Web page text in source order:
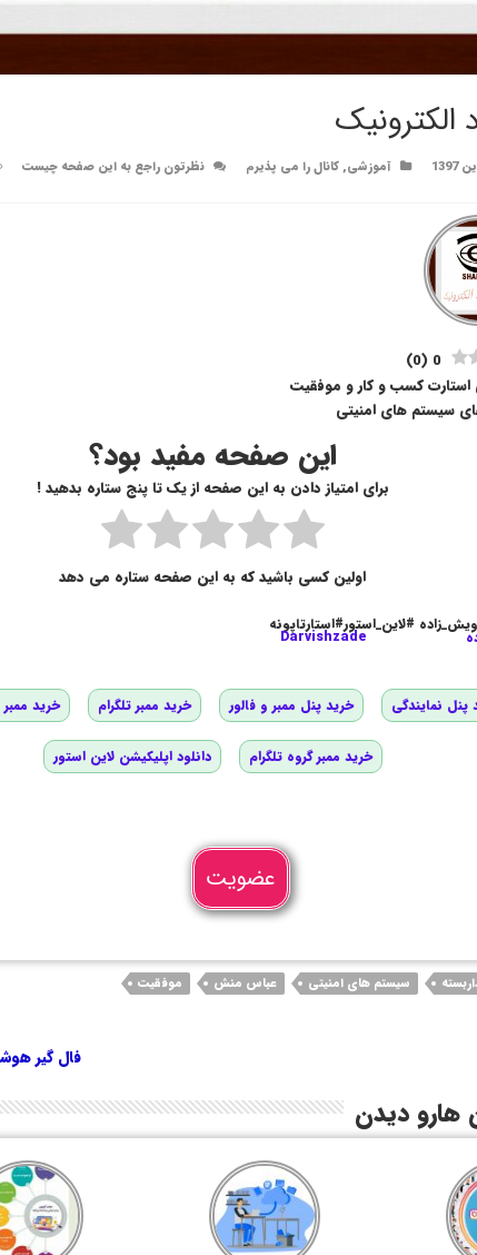
الکترونیک
آموزشی,کانال را می پذیرم نظرتون راجع به این صفحه چیست
0
(
0
)
استارت کسب و کار و موفقیت
سیستم های امنیتی
این صفحه مفید بود؟
برای امتیاز دادن به این صفحه از یک تا پنج ستاره بدهید !
اولین کسی باشید که به این صفحه ستاره می دهد
#لاین_استور#استارتاپونه
Darvishzade
پنل نمایندگی خرید پنل ممبر و فالور خرید ممبر تلگرام خرید
خرید ممبر گروه تلگرام دانلود اپلیکیشن لاین استور
عضویت
سیستم های امنیتی عباس منش موفقیت
فال گیر
هارو دیدن